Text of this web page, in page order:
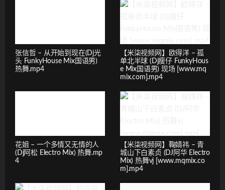
张信哲 – 从开始到现在(Dj光
头 FunkyHouse Mix国语男)
热舞.mp4
【米柒视频网】欧得洋 – 孤
单北半球 (Dj瘦仔 FunkyHous
e Mix国语男) 现场 [www.mq
mix.com].mp4
花姐 – 一个多情又无情的人
(Dj阿松 Electro Mix) 热舞.mp
4
【米柒视频网】鞠婧祎 – 青
城山下白素贞 (DJ阿华 Electro
Mix) 热舞vj [www.mqmix.co
m].mp4